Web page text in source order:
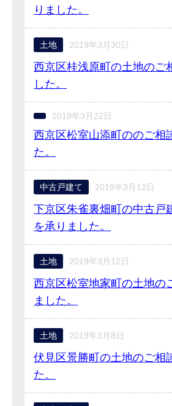
りました。
土地 2019年3月30日
西京区桂浅原町の土地のご
した。
2019年3月22日
西京区松室山添町ののご相
た。
中古戸建て 2019年3月12日
下京区朱雀裏畑町の中古戸
を承りました。
土地 2019年3月12日
西京区松室地家町の土地の
ました。
土地 2019年3月8日
伏見区景勝町の土地のご相
た。